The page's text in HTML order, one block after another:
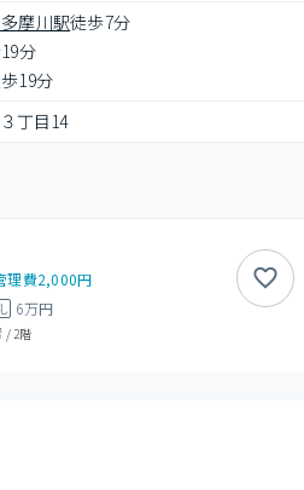
摩川駅徒歩7分
分
19分
丁目14
理費2,000円
6万円
/ 2階